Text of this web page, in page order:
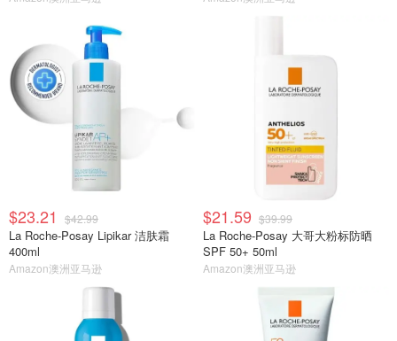
$23.21 $42.99
La Roche-Posay Lipikar 洁肤霜
400ml
Amazon澳洲亚马逊
$21.59 $39.99
La Roche-Posay 大哥大粉标防晒
SPF 50+ 50ml
Amazon澳洲亚马逊